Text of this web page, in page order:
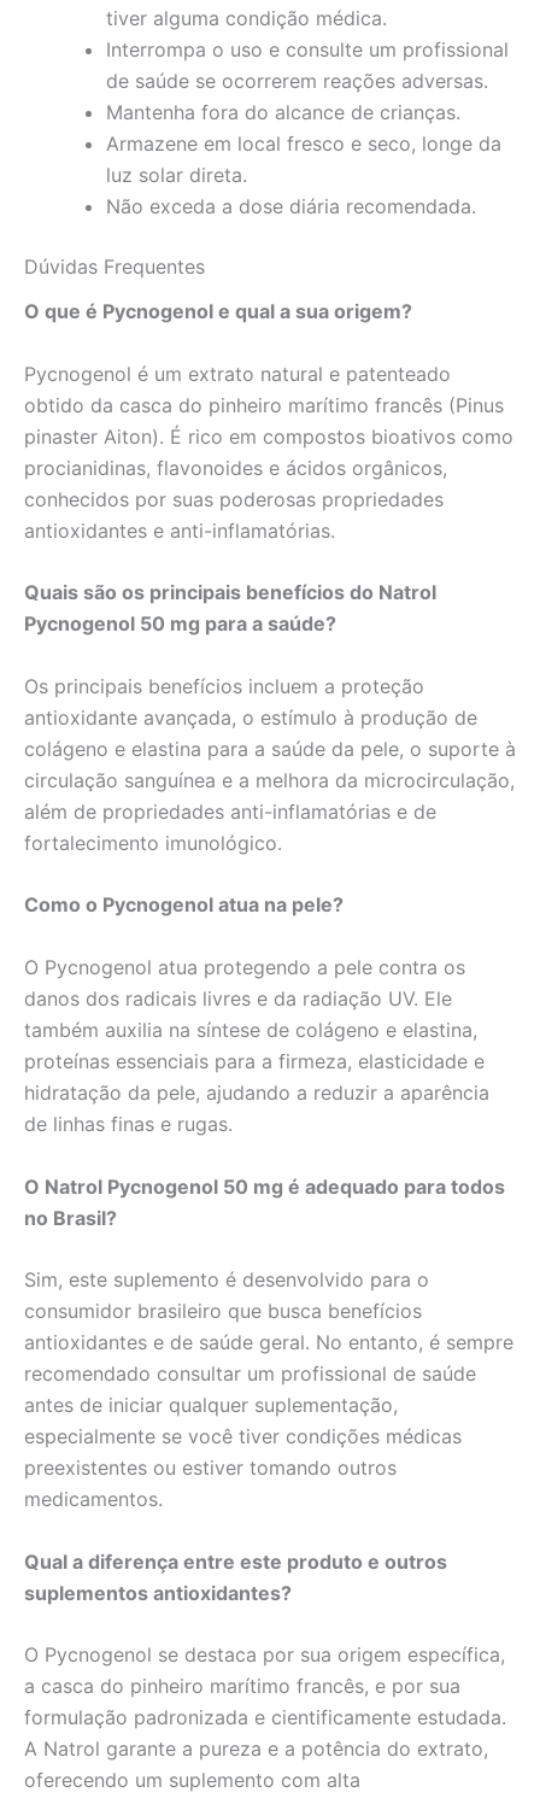
tiver alguma condição médica.
Interrompa o uso e consulte um profissional
de saúde se ocorrerem reações adversas.
Mantenha fora do alcance de crianças.
Armazene em local fresco e seco, longe da
luz solar direta.
Não exceda a dose diária recomendada.
Dúvidas Frequentes
O que é Pycnogenol e qual a sua origem?
Pycnogenol é um extrato natural e patenteado
obtido da casca do pinheiro marítimo francês (Pinus
pinaster Aiton). É rico em compostos bioativos como
procianidinas, flavonoides e ácidos orgânicos,
conhecidos por suas poderosas propriedades
antioxidantes e anti-inflamatórias.
Quais são os principais benefícios do Natrol
Pycnogenol 50 mg para a saúde?
Os principais benefícios incluem a proteção
antioxidante avançada, o estímulo à produção de
colágeno e elastina para a saúde da pele, o suporte à
circulação sanguínea e a melhora da microcirculação,
além de propriedades anti-inflamatórias e de
fortalecimento imunológico.
Como o Pycnogenol atua na pele?
O Pycnogenol atua protegendo a pele contra os
danos dos radicais livres e da radiação UV. Ele
também auxilia na síntese de colágeno e elastina,
proteínas essenciais para a firmeza, elasticidade e
hidratação da pele, ajudando a reduzir a aparência
de linhas finas e rugas.
O Natrol Pycnogenol 50 mg é adequado para todos
no Brasil?
Sim, este suplemento é desenvolvido para o
consumidor brasileiro que busca benefícios
antioxidantes e de saúde geral. No entanto, é sempre
recomendado consultar um profissional de saúde
antes de iniciar qualquer suplementação,
especialmente se você tiver condições médicas
preexistentes ou estiver tomando outros
medicamentos.
Qual a diferença entre este produto e outros
suplementos antioxidantes?
O Pycnogenol se destaca por sua origem específica,
a casca do pinheiro marítimo francês, e por sua
formulação padronizada e cientificamente estudada.
A Natrol garante a pureza e a potência do extrato,
oferecendo um suplemento com alta